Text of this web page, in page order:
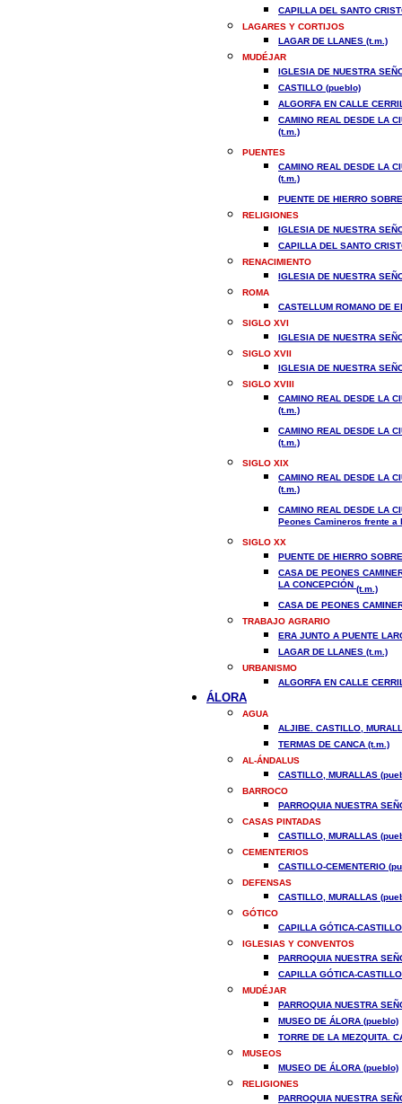
CAPILLA DEL SANTO
LAGARES Y CORTIJOS
LAGAR DE LLANES (t.m.)
MUDÉJAR
IGLESIA DE NUESTRA
CASTILLO (pueblo)
ALGORFA EN CALLE
CAMINO REAL DESDE LA
(t.m.)
PUENTES
CAMINO REAL DESDE LA
(t.m.)
PUENTE DE HIERRO
RELIGIONES
IGLESIA DE NUESTRA
CAPILLA DEL SANTO
RENACIMIENTO
IGLESIA DE NUESTRA
ROMA
CASTELLUM ROMANO DE
SIGLO XVI
IGLESIA DE NUESTRA
SIGLO XVII
IGLESIA DE NUESTRA
SIGLO XVIII
CAMINO REAL DESDE LA
(t.m.)
CAMINO REAL DESDE LA
(t.m.)
SIGLO XIX
CAMINO REAL DESDE LA
(t.m.)
CAMINO REAL DESDE LA
Peones Camineros frente a
SIGLO XX
PUENTE DE HIERRO
CASA DE PEONES
LA CONCEPCIÓN(t.m.)
CASA DE PEONES
TRABAJO AGRARIO
ERA JUNTO A PUENTE
LAGAR DE LLANES (t.m.)
URBANISMO
ALGORFA EN CALLE
ÁLORA
AGUA
ALJIBE. CASTILLO,
TERMAS DE CANCA (t.m.)
AL-ÁNDALUS
CASTILLO, MURALLAS
BARROCO
PARROQUIA NUESTRA
CASAS PINTADAS
CASTILLO, MURALLAS
CEMENTERIOS
CASTILLO-CEMENTERIO
DEFENSAS
CASTILLO, MURALLAS
GÓTICO
CAPILLA GÓTICA-
IGLESIAS Y CONVENTOS
PARROQUIA NUESTRA
CAPILLA GÓTICA-
MUDÉJAR
PARROQUIA NUESTRA
MUSEO DE ÁLORA (pueblo)
TORRE DE LA MEZQUITA.
MUSEOS
MUSEO DE ÁLORA (pueblo)
RELIGIONES
PARROQUIA NUESTRA